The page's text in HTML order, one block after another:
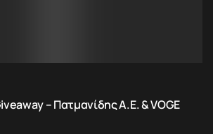
– Πατμανίδης Α.Ε. & VOGE